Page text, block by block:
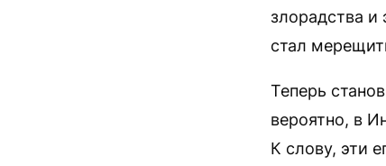
злорадства
стал
Теперь
вероятно, в
К слову, эти